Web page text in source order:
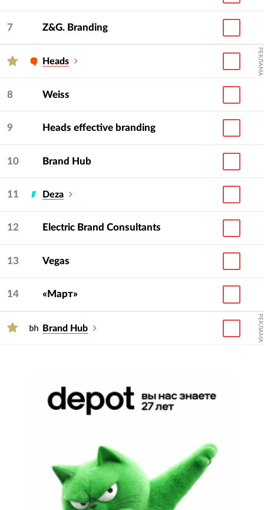
7 Z&G. Branding
Heads РЕКЛАМА
8 Weiss
9 Heads effective branding
10 Brand Hub
11 Deza
12 Electric Brand Consultants
13 Vegas
14 «Март»
Brand Hub РЕКЛАМА